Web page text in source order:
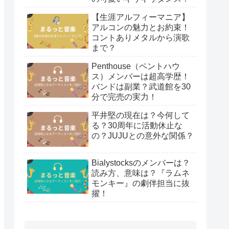
【生涯アルフィーマニア】
アルコンの魅力とお約束！
コントありメタルから演歌
まで？
Penthouse（ペントハウ
ス）メンバーは超高学歴！
バンドは副業？武道館を30
分で完売の実力！
平井堅の現在は？今何して
る？30周年に活動休止な
の？JUJUとの意外な関係？
Bialystocksのメンバーは？
読み方、意味は？『ラムネ
モンキー』の劇伴担当に抜
擢！